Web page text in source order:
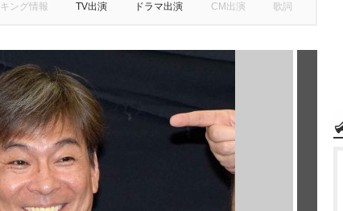
ング情報 TV出演 ドラマ出演 CM出演 歌詞